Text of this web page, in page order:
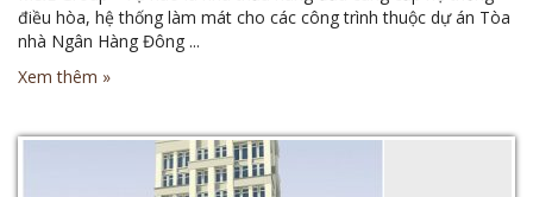
điều hòa, hệ thống làm mát cho các công trình thuộc dự án Tòa
nhà Ngân Hàng Đông ...
Xem thêm »